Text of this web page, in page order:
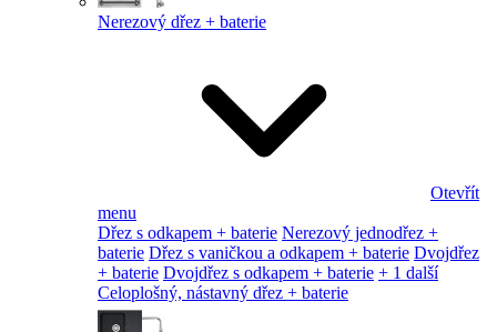
Nerezový dřez + baterie
Otevřít
menu
Dřez s odkapem + baterie Nerezový jednodřez +
baterie Dřez s vaničkou a odkapem + baterie Dvojdřez
+ baterie Dvojdřez s odkapem + baterie + 1 další
Celoplošný, nástavný dřez + baterie